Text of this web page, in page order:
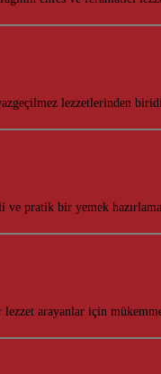
lezzetlerinden
pratik bir yemek
lezzet arayanlar için